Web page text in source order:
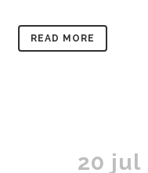
READ MORE
20 jul